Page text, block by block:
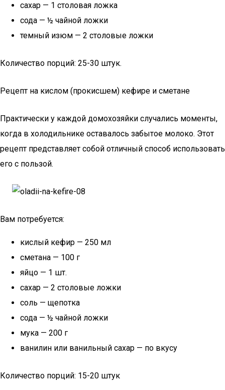
сахар — 1 столовая ложка
сода — ½ чайной ложки
темный изюм — 2 столовые ложки
Количество порций: 25-30 штук.
Рецепт на кислом (прокисшем) кефире и сметане
Практически у каждой домохозяйки случались моменты,
когда в холодильнике оставалось забытое молоко. Этот
рецепт представляет собой отличный способ использовать
его с пользой.
Вам потребуется:
кислый кефир — 250 мл
сметана — 100 г
яйцо — 1 шт.
сахар — 2 столовые ложки
соль — щепотка
сода — ½ чайной ложки
мука — 200 г
ванилин или ванильный сахар — по вкусу
Количество порций: 15-20 штук